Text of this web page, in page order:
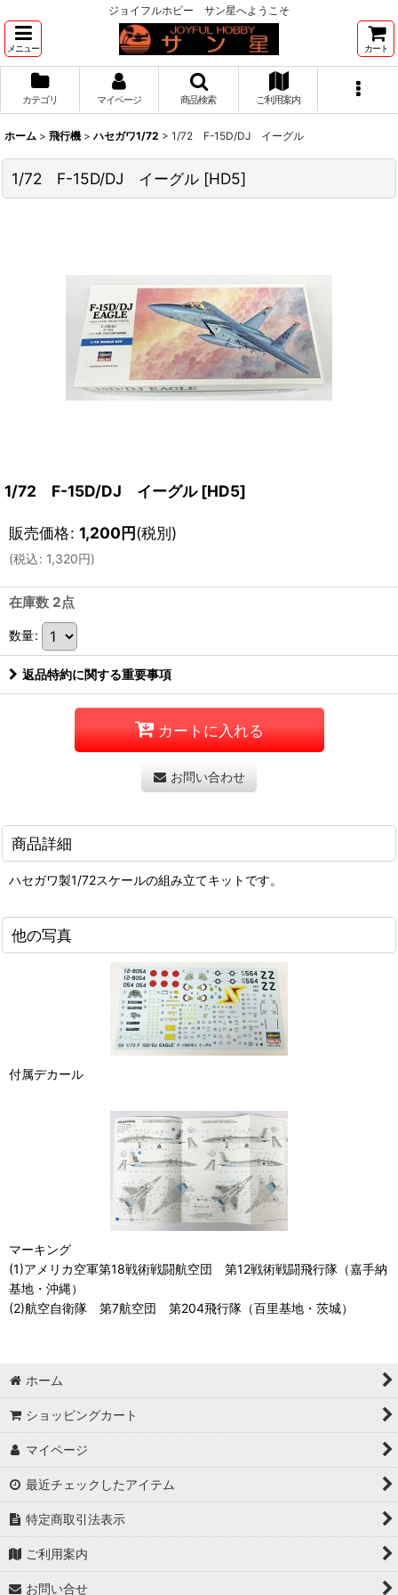
ジョイフルホビー サン星へようこそ
メニュー カート
カテゴリ マイページ 商品検索 ご利用案内
ホーム > 飛行機 > ハセガワ1/72 > 1/72 F-15D/DJ イーグル
1/72 F-15D/DJ イーグル [HD5]
1/72 F-15D/DJ イーグル [HD5]
販売価格: 1,200円(税別)
(税込: 1,320円)
在庫数 2点
数量:
返品特約に関する重要事項
カートに入れる
お問い合わせ
商品詳細
ハセガワ製1/72スケールの組み立てキットです。
他の写真
付属デカール
マーキング
(1)アメリカ空軍第18戦術戦闘航空団 第12戦術戦闘飛行隊（嘉手納
基地・沖縄）
(2)航空自衛隊 第7航空団 第204飛行隊（百里基地・茨城）
ホーム
ショッピングカート
マイページ
最近チェックしたアイテム
特定商取引法表示
ご利用案内
お問い合せ